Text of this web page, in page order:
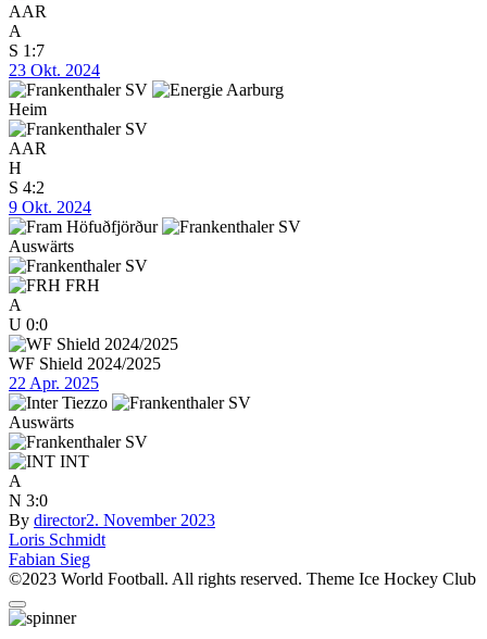
AAR
A
S 1:7
23 Okt. 2024
Heim
AAR
H
S 4:2
9 Okt. 2024
Auswärts
FRH
A
U 0:0
WF Shield 2024/2025
22 Apr. 2025
Auswärts
INT
A
N 3:0
By director2. November 2023
Beitragsnavigation
Loris Schmidt
Fabian Sieg
©2023 World Football. All rights reserved. Theme Ice Hockey Club